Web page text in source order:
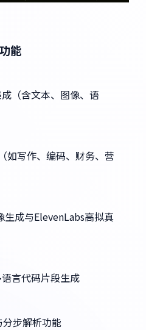
能
（含文本、图像、语
如写作、编码、财务、营
成与ElevenLabs高拟真
言代码片段生成
步解析功能